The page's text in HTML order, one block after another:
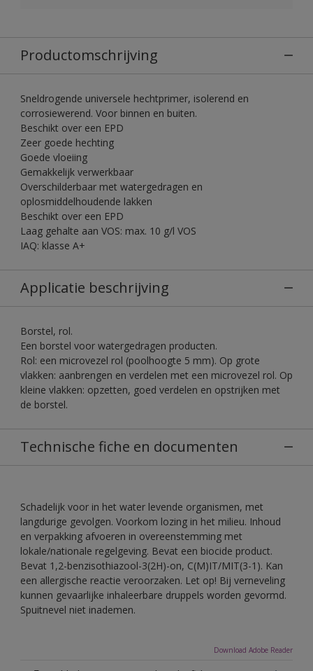
Productomschrijving
Sneldrogende universele hechtprimer, isolerend en
corrosiewerend. Voor binnen en buiten.
Beschikt over een EPD
Zeer goede hechting
Goede vloeiing
Gemakkelijk verwerkbaar
Overschilderbaar met watergedragen en
oplosmiddelhoudende lakken
Beschikt over een EPD
Laag gehalte aan VOS: max. 10 g/l VOS
IAQ: klasse A+
Applicatie beschrijving
Borstel, rol.
Een borstel voor watergedragen producten.
Rol: een microvezel rol (poolhoogte 5 mm). Op grote
vlakken: aanbrengen en verdelen met een microvezel rol. Op
kleine vlakken: opzetten, goed verdelen en opstrijken met
de borstel.
Technische fiche en documenten
Schadelijk voor in het water levende organismen, met
langdurige gevolgen. Voorkom lozing in het milieu. Inhoud
en verpakking afvoeren in overeenstemming met
lokale/nationale regelgeving. Bevat een biocide product.
Bevat 1,2-benzisothiazool-3(2H)-on, C(M)IT/MIT(3-1). Kan
een allergische reactie veroorzaken. Let op! Bij verneveling
kunnen gevaarlijke inhaleerbare druppels worden gevormd.
Spuitnevel niet inademen.
Download Adobe Reader